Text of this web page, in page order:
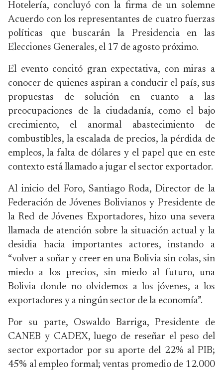
Hotelería, concluyó con la firma de un solemne
Acuerdo con los representantes de cuatro fuerzas
políticas que buscarán la Presidencia en las
Elecciones Generales, el 17 de agosto próximo.
El evento concitó gran expectativa, con miras a
conocer de quienes aspiran a conducir el país, sus
propuestas de solución en cuanto a las
preocupaciones de la ciudadanía, como el bajo
crecimiento, el anormal abastecimiento de
combustibles, la escalada de precios, la pérdida de
empleos, la falta de dólares y el papel que en este
contexto está llamado a jugar el sector exportador.
Al inicio del Foro, Santiago Roda, Director de la
Federación de Jóvenes Bolivianos y Presidente de
la Red de Jóvenes Exportadores, hizo una severa
llamada de atención sobre la situación actual y la
desidia hacia importantes actores, instando a
“volver a soñar y creer en una Bolivia sin colas, sin
miedo a los precios, sin miedo al futuro, una
Bolivia donde no olvidemos a los jóvenes, a los
exportadores y a ningún sector de la economía”.
Por su parte, Oswaldo Barriga, Presidente de
CANEB y CADEX, luego de reseñar el peso del
sector exportador por su aporte del 22% al PIB;
45% al empleo formal; ventas promedio de 12.000